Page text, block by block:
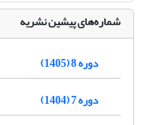
شماره‌های پیشین نشریه
دوره 8 (1405)
دوره 7 (1404)